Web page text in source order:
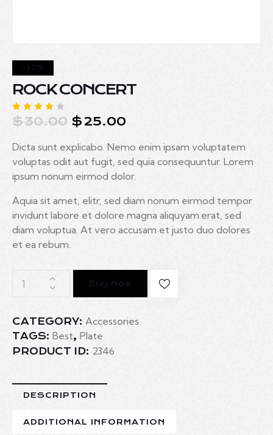
-17%
ROCK CONCERT
Rated
4.00
5
based
on
1
custo
mer
$30.00 $25.00
Dicta sunt explicabo. Nemo enim ipsam voluptatem
voluptas odit aut fugit, sed quia consequuntur. Lorem
ipsum nonum eirmod dolor.
Aquia sit amet, elitr, sed diam nonum eirmod tempor
invidunt labore et dolore magna aliquyam.erat, sed
diam voluptua. At vero accusam et justo duo dolores
et ea rebum.
Buy now
CATEGORY: Accessories
TAGS: Best, Plate
PRODUCT ID: 2346
DESCRIPTION
ADDITIONAL INFORMATION